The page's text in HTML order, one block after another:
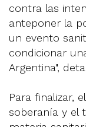
contra las
anteponer la
un evento
condicionar
Argentina",
Para finalizar,
soberanía y el